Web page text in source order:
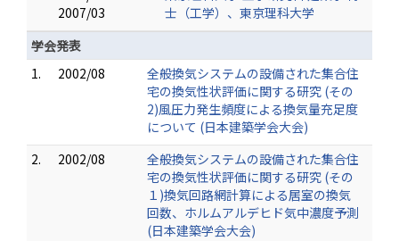
2007/03
士（工学）、東京理科大学
学会発表
1.
2002/08
全般換気システムの設備された集合住
宅の換気性状評価に関する研究 (その
2)風圧力発生頻度による換気量充足度
について (日本建築学会大会)
2.
2002/08
全般換気システムの設備された集合住
宅の換気性状評価に関する研究 (その
１)換気回路網計算による居室の換気
回数、ホルムアルデヒド気中濃度予測
(日本建築学会大会)